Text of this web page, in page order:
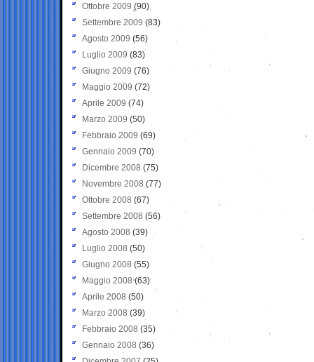
Ottobre 2009 (90)
Settembre 2009 (83)
Agosto 2009 (56)
Luglio 2009 (83)
Giugno 2009 (76)
Maggio 2009 (72)
Aprile 2009 (74)
Marzo 2009 (50)
Febbraio 2009 (69)
Gennaio 2009 (70)
Dicembre 2008 (75)
Novembre 2008 (77)
Ottobre 2008 (67)
Settembre 2008 (56)
Agosto 2008 (39)
Luglio 2008 (50)
Giugno 2008 (55)
Maggio 2008(63)
Aprile 2008 (50)
Marzo 2008 (39)
Febbraio 2008 (35)
Gennaio 2008 (36)